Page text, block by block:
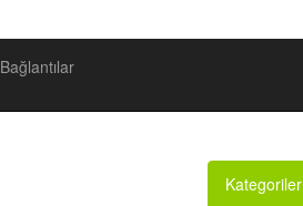
Bağlantılar
Kategoriler